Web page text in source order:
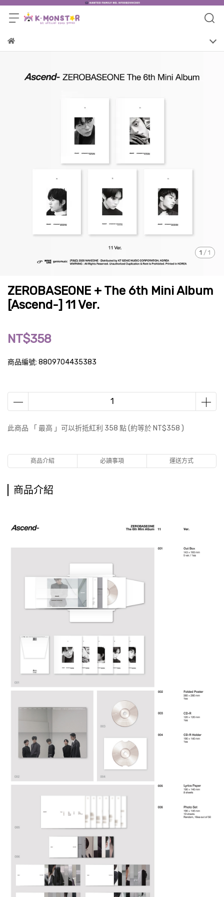
1 / 1
ZEROBASEONE + The 6th Mini Album
[Ascend-] 11 Ver.
NT$358
商品編號: 8809704435383
此商品 「 最高 」可以折抵紅利 358 點 (約等於 NT$358 )
商品介紹 必讀事項 運送方式
商品介紹